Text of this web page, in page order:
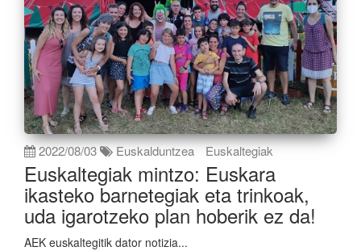
2022/08/03 Euskalduntzea Euskaltegiak
Euskaltegiak mintzo: Euskara
ikasteko barnetegiak eta trinkoak,
uda igarotzeko plan hoberik ez da!
AEK euskaltegitik dator notizia...